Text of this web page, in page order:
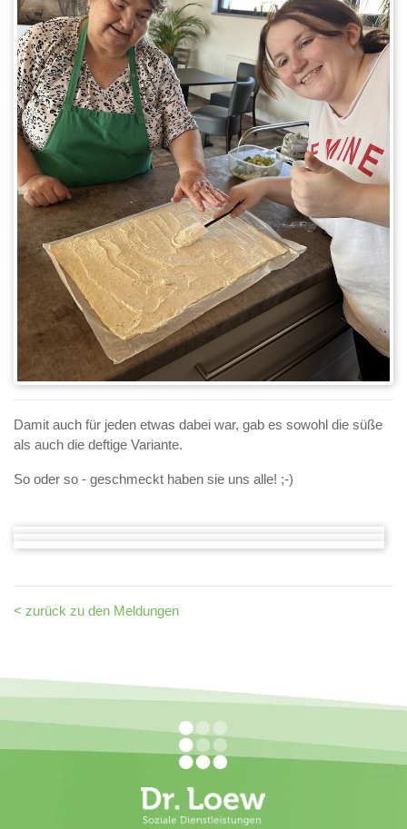
Damit auch für jeden etwas dabei war, gab es sowohl die süße
als auch die deftige Variante.
So oder so - geschmeckt haben sie uns alle! ;-)
< zurück zu den Meldungen